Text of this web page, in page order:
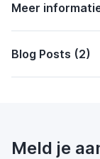
Meer
Blog Posts (2)
Meld je